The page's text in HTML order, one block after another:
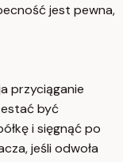
jest pewna,
przyciąganie
być
i sięgnąć po
jeśli odwoła